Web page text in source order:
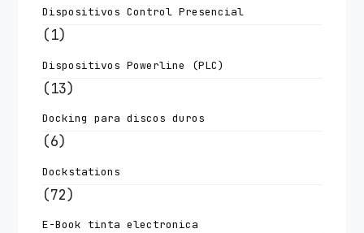
Dispositivos Control Presencial
(1)
Dispositivos Powerline (PLC)
(13)
Docking para discos duros
(6)
Dockstations
(72)
E-Book tinta electronica